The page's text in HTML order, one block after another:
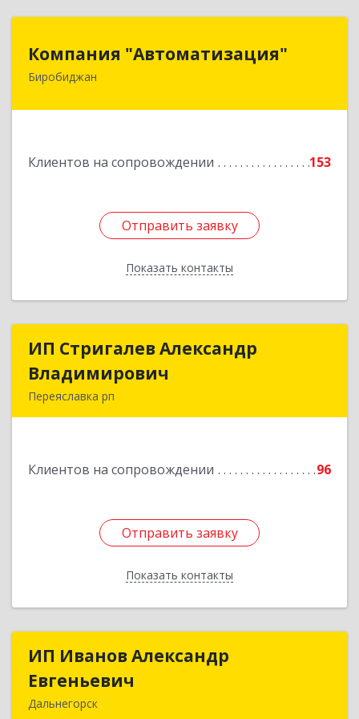
Компания "Автоматизация"
Биробиджан
Клиентов на сопровождении 153
Отправить заявку
Показать контакты
679016, Еврейская Аобл, Биробиджан г,
Отправить заявку
Назад
ИП Стригалев Александр
Владимирович
Переяславка рп
Клиентов на сопровождении 96
Отправить заявку
Показать контакты
ИП Стригалев Александр
Подробнее
Отправить заявку
Назад
ИП Иванов Александр
Евгеньевич
Дальнегорск
ИП Иванов Александр